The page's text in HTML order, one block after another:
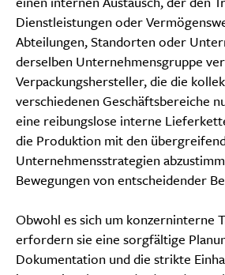
Dienstleistungen oder
Abteilungen, Standorten oder
derselben Unternehmensgruppe
Verpackungshersteller, die die
verschiedenen Geschäftsbereiche
eine reibungslose interne
die Produktion mit den
Unternehmensstrategien
Bewegungen von entscheidender
Obwohl es sich um konzerninterne
erfordern sie eine sorgfältige
Dokumentation und die strikte